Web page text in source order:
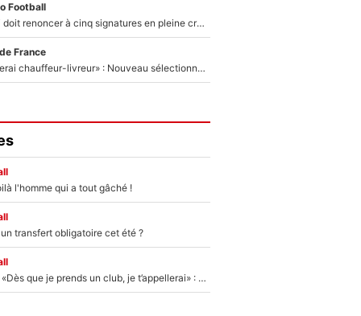
Football
Grégory Lorenzi doit renoncer à cinq signatures en pleine crise financière : L’IA propose sept noms à l’OM pour un mercato réussi... à seulement 5M€ !
France
«Plus grand, je ferai chauffeur-livreur» : Nouveau sélectionneur des Bleus, Zinédine Zidane s’était imaginé un avenir très différent lorsqu'il était enfant
l'homme qui a tout gâché !
transfert obligatoire cet été ?
Mercato - OM - «Dès que je prends un club, je t’appellerai» : La promesse de Marcelino au moment de claquer la porte